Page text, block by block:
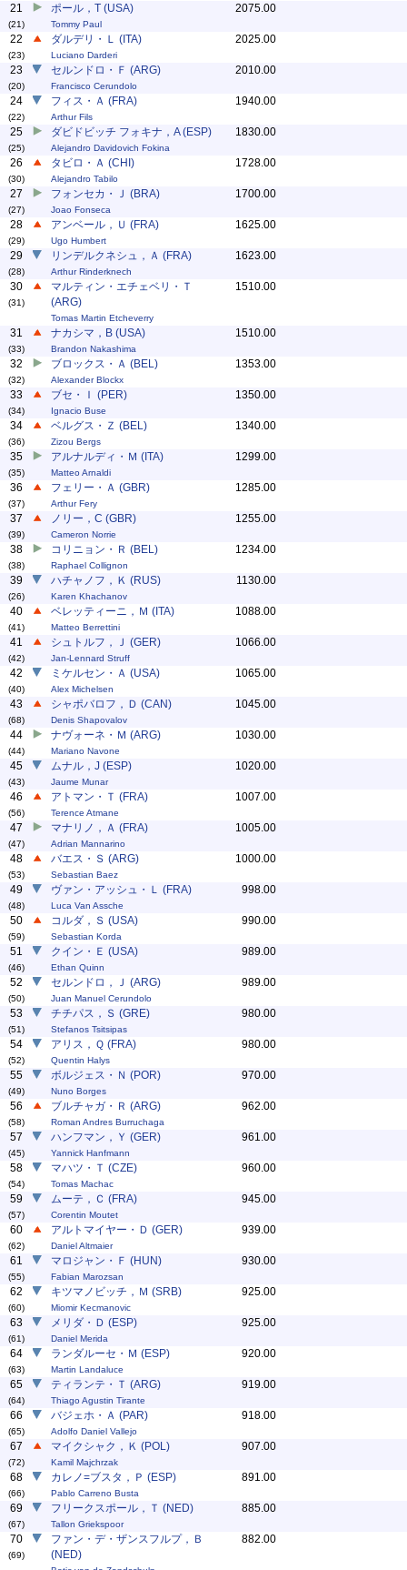
21
(21)
ポール，T (USA)
Tommy Paul
2075.00
22
(23)
ダルデリ・Ｌ (ITA)
Luciano Darderi
2025.00
23
(20)
セルンドロ・Ｆ (ARG)
Francisco Cerundolo
2010.00
24
(22)
フィス・Ａ (FRA)
Arthur Fils
1940.00
25
(25)
ダビドビッチ フォキナ，A (ESP)
Alejandro Davidovich Fokina
1830.00
26
(30)
タビロ・Ａ (CHI)
Alejandro Tabilo
1728.00
27
(27)
フォンセカ・Ｊ (BRA)
Joao Fonseca
1700.00
28
(29)
アンベール，Ｕ (FRA)
Ugo Humbert
1625.00
29
(28)
リンデルクネシュ，Ａ (FRA)
Arthur Rinderknech
1623.00
30
(31)
マルティン・エチェベリ・Ｔ
(ARG)
Tomas Martin Etcheverry
1510.00
31
(33)
ナカシマ，B (USA)
Brandon Nakashima
1510.00
32
(32)
ブロックス・Ａ (BEL)
Alexander Blockx
1353.00
33
(34)
ブセ・Ｉ (PER)
Ignacio Buse
1350.00
34
(36)
ベルグス・Ｚ (BEL)
Zizou Bergs
1340.00
35
(35)
アルナルディ・Ｍ (ITA)
Matteo Arnaldi
1299.00
36
(37)
フェリー・Ａ (GBR)
Arthur Fery
1285.00
37
(39)
ノリー，C (GBR)
Cameron Norrie
1255.00
38
(38)
コリニョン・Ｒ (BEL)
Raphael Collignon
1234.00
39
(26)
ハチャノフ，Ｋ (RUS)
Karen Khachanov
1130.00
40
(41)
ベレッティーニ，Ｍ (ITA)
Matteo Berrettini
1088.00
41
(42)
シュトルフ，Ｊ (GER)
Jan-Lennard Struff
1066.00
42
(40)
ミケルセン・Ａ (USA)
Alex Michelsen
1065.00
43
(68)
シャポバロフ，Ｄ (CAN)
Denis Shapovalov
1045.00
44
(44)
ナヴォーネ・Ｍ (ARG)
Mariano Navone
1030.00
45
(43)
ムナル，J (ESP)
Jaume Munar
1020.00
46
(56)
アトマン・Ｔ (FRA)
Terence Atmane
1007.00
47
(47)
マナリノ，Ａ (FRA)
Adrian Mannarino
1005.00
48
(53)
バエス・Ｓ (ARG)
Sebastian Baez
1000.00
49
(48)
ヴァン・アッシュ・Ｌ (FRA)
Luca Van Assche
998.00
50
(59)
コルダ，Ｓ (USA)
Sebastian Korda
990.00
51
(46)
クイン・Ｅ (USA)
Ethan Quinn
989.00
52
(50)
セルンドロ，Ｊ (ARG)
Juan Manuel Cerundolo
989.00
53
(51)
チチパス，Ｓ (GRE)
Stefanos Tsitsipas
980.00
54
(52)
アリス，Ｑ (FRA)
Quentin Halys
980.00
55
(49)
ボルジェス・Ｎ (POR)
Nuno Borges
970.00
56
(58)
ブルチャガ・Ｒ (ARG)
Roman Andres Burruchaga
962.00
57
(45)
ハンフマン，Ｙ (GER)
Yannick Hanfmann
961.00
58
(54)
マハツ・Ｔ (CZE)
Tomas Machac
960.00
59
(57)
ムーテ，Ｃ (FRA)
Corentin Moutet
945.00
60
(62)
アルトマイヤー・Ｄ (GER)
Daniel Altmaier
939.00
61
(55)
マロジャン・Ｆ (HUN)
Fabian Marozsan
930.00
62
(60)
キツマノビッチ，Ｍ (SRB)
Miomir Kecmanovic
925.00
63
(61)
メリダ・Ｄ (ESP)
Daniel Merida
925.00
64
(63)
ランダルーセ・Ｍ (ESP)
Martin Landaluce
920.00
65
(64)
ティランテ・Ｔ (ARG)
Thiago Agustin Tirante
919.00
66
(65)
バジェホ・Ａ (PAR)
Adolfo Daniel Vallejo
918.00
67
(72)
マイクシャク，Ｋ (POL)
Kamil Majchrzak
907.00
68
(66)
カレノ=ブスタ，Ｐ (ESP)
Pablo Carreno Busta
891.00
69
(67)
フリークスポール，Ｔ (NED)
Tallon Griekspoor
885.00
70
(69)
ファン・デ・ザンスフルプ，Ｂ
(NED)
882.00